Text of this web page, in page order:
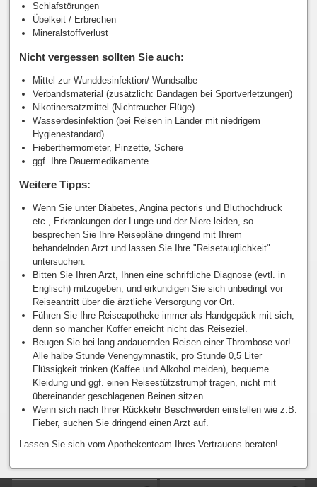
Schlafstörungen
Übelkeit / Erbrechen
Mineralstoffverlust
Nicht vergessen sollten Sie auch:
Mittel zur Wunddesinfektion/ Wundsalbe
Verbandsmaterial (zusätzlich: Bandagen bei Sportverletzungen)
Nikotinersatzmittel (Nichtraucher-Flüge)
Wasserdesinfektion (bei Reisen in Länder mit niedrigem
Hygienestandard)
Fieberthermometer, Pinzette, Schere
ggf. Ihre Dauermedikamente
Weitere Tipps:
Wenn Sie unter Diabetes, Angina pectoris und Bluthochdruck
etc., Erkrankungen der Lunge und der Niere leiden, so
besprechen Sie Ihre Reisepläne dringend mit Ihrem
behandelnden Arzt und lassen Sie Ihre "Reisetauglichkeit"
untersuchen.
Bitten Sie Ihren Arzt, Ihnen eine schriftliche Diagnose (evtl. in
Englisch) mitzugeben, und erkundigen Sie sich unbedingt vor
Reiseantritt über die ärztliche Versorgung vor Ort.
Führen Sie Ihre Reiseapotheke immer als Handgepäck mit sich,
denn so mancher Koffer erreicht nicht das Reiseziel.
Beugen Sie bei lang andauernden Reisen einer Thrombose vor!
Alle halbe Stunde Venengymnastik, pro Stunde 0,5 Liter
Flüssigkeit trinken (Kaffee und Alkohol meiden), bequeme
Kleidung und ggf. einen Reisestützstrumpf tragen, nicht mit
übereinander geschlagenen Beinen sitzen.
Wenn sich nach Ihrer Rückkehr Beschwerden einstellen wie z.B.
Fieber, suchen Sie dringend einen Arzt auf.
Lassen Sie sich vom Apothekenteam Ihres Vertrauens beraten!